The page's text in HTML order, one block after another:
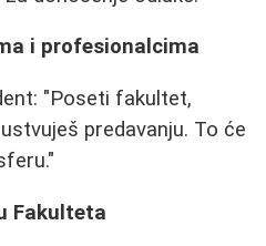
i profesionalcima
"Poseti fakultet,
predavanju. To će
Fakulteta